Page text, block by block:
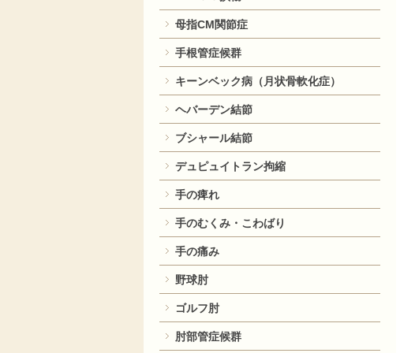
母指CM関節症
手根管症候群
キーンベック病（月状骨軟化症）
ヘバーデン結節
ブシャール結節
デュピュイトラン拘縮
手の痺れ
手のむくみ・こわばり
手の痛み
野球肘
ゴルフ肘
肘部管症候群